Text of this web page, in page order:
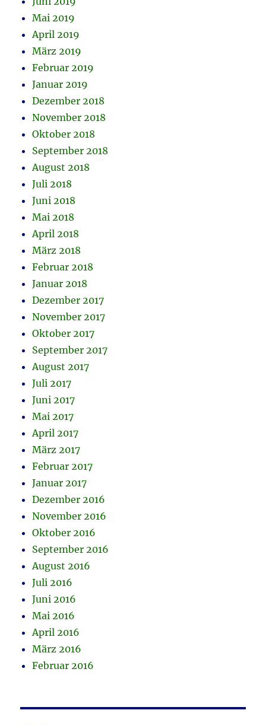
Mai 2019
April 2019
März 2019
Februar 2019
Januar 2019
Dezember 2018
November 2018
Oktober 2018
September 2018
August 2018
Juli 2018
Juni 2018
Mai 2018
April 2018
März 2018
Februar 2018
Januar 2018
Dezember 2017
November 2017
Oktober 2017
September 2017
August 2017
Juli 2017
Juni 2017
Mai 2017
April 2017
März 2017
Februar 2017
Januar 2017
Dezember 2016
November 2016
Oktober 2016
September 2016
August 2016
Juli 2016
Juni 2016
Mai 2016
April 2016
März 2016
Februar 2016